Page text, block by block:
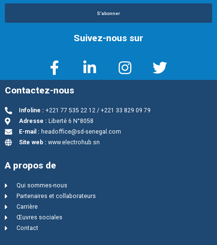
S'abonner
Suivez-nous sur
Contactez-nous
Infoline : +221 77 535 22 12 / +221 33 829 09 79
Adresse : Liberté 6 N°8058
E-mail : headoffice@sd-senegal.com
Site web : www.electrohub.sn
A propos de
Qui sommes-nous
Partenaires et collaborateurs
Carrière
Œuvres sociales
Contact